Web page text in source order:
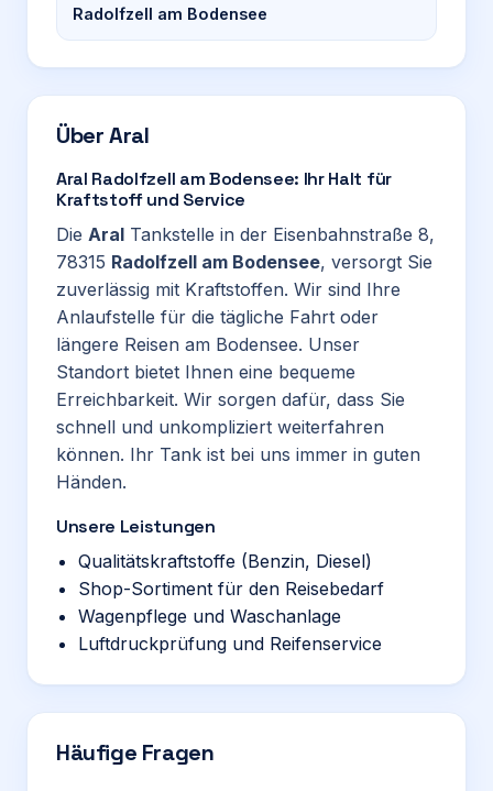
Radolfzell am Bodensee
ÜberAral
Aral Radolfzell am Bodensee: Ihr Halt für
Kraftstoff und Service
Die Aral Tankstelle in der Eisenbahnstraße 8,
78315 Radolfzell am Bodensee, versorgt Sie
zuverlässig mit Kraftstoffen. Wir sind Ihre
Anlaufstelle für die tägliche Fahrt oder
längere Reisen am Bodensee. Unser
Standort bietet Ihnen eine bequeme
Erreichbarkeit. Wir sorgen dafür, dass Sie
schnell und unkompliziert weiterfahren
können. Ihr Tank ist bei uns immer in guten
Händen.
Unsere Leistungen
Qualitätskraftstoffe (Benzin, Diesel)
Shop-Sortiment für den Reisebedarf
Wagenpflege und Waschanlage
Luftdruckprüfung und Reifenservice
Häufige Fragen